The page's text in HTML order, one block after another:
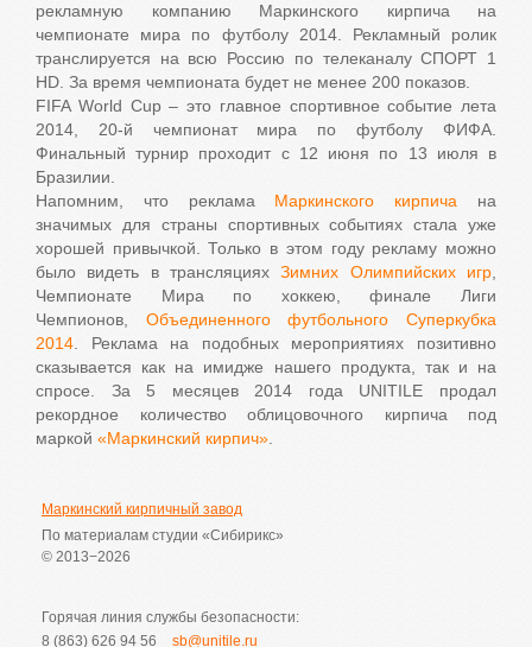
рекламную компанию Маркинского кирпича на
чемпионате мира по футболу 2014. Рекламный ролик
транслируется на всю Россию по телеканалу СПОРТ 1
HD. За время чемпионата будет не менее 200 показов.
FIFA World Cup – это главное спортивное событие лета
2014, 20-й чемпионат мира по футболу ФИФА.
Финальный турнир проходит с 12 июня по 13 июля в
Бразилии.
Напомним, что реклама Маркинского кирпича на
значимых для страны спортивных событиях стала уже
хорошей привычкой. Только в этом году рекламу можно
было видеть в трансляцияхЗимних Олимпийских игр
Чемпионате Мира по хоккею, финале Лиги
Чемпионов, Объединенного футбольного Суперкубка
2014 . Реклама на подобных мероприятиях позитивно
сказывается как на имидже нашего продукта, так и на
спросе. За 5 месяцев 2014 года UNITILE продал
рекордное количество облицовочного кирпича под
маркой «Маркинский кирпич»
Маркинский кирпичный завод
По материалам студии «Сибирикс»
© 2013−2026
Горячая линия службы безопасности:
8 (863) 626 94 56
sb@unitile.ru